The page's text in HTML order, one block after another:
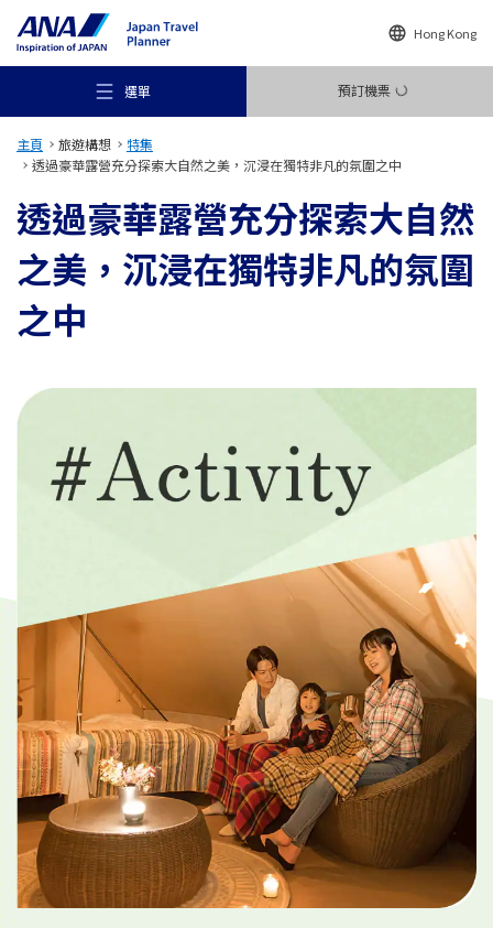
Hong Kong
選單 預訂機票
推薦地方
旅遊構想
旅遊資訊
關閉
主頁 旅遊構想
特集
透過豪華露營充分探索大自然之美，沉浸在獨特非凡的氛圍之中
透過豪華露營充分探索大自然
之美，沉浸在獨特非凡的氛圍
之中